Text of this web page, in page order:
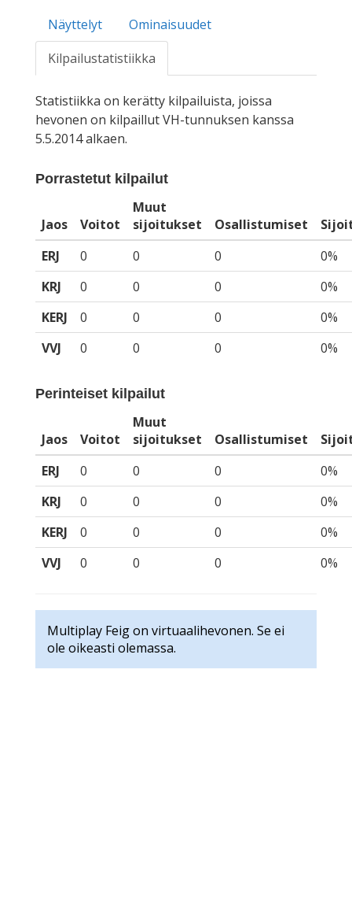
Näyttelyt
Ominaisuudet
Kilpailustatistiikka
Statistiikka on kerätty kilpailuista, joissa
hevonen on kilpaillut VH-tunnuksen kanssa
5.5.2014 alkaen.
Porrastetut kilpailut
Jaos Voitot
Muut
sijoitukset
Osallistumiset
ERJ
0 0 0
0%
KRJ
0 0 0
0%
KERJ
0 0 0
0%
VVJ
0 0 0 0%
Perinteiset kilpailut
Jaos Voitot
Muut
sijoitukset
Osallistumiset
ERJ
0 0 0
0%
KRJ
0 0 0
0%
KERJ
0 0 0
0%
VVJ
0 0 0 0%
Multiplay Feig on virtuaalihevonen. Se ei
ole oikeasti olemassa.